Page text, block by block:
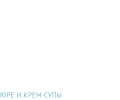
И КРЕМ-СУПЫ